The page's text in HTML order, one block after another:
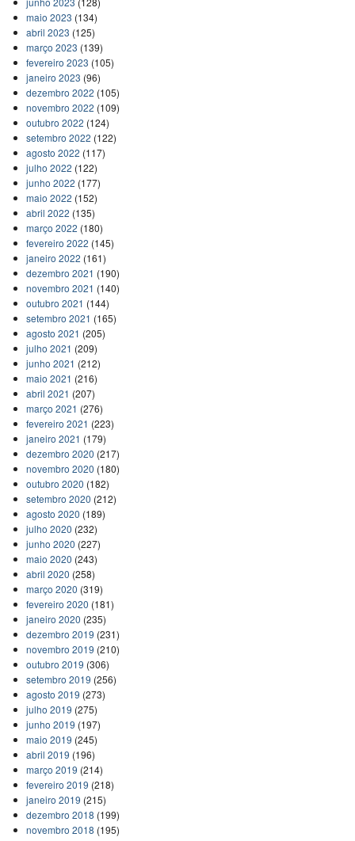
maio 2023 (134)
abril 2023 (125)
março 2023 (139)
fevereiro 2023 (105)
janeiro 2023 (96)
dezembro 2022 (105)
novembro 2022 (109)
outubro 2022 (124)
setembro 2022 (122)
agosto 2022 (117)
julho 2022 (122)
junho 2022 (177)
maio 2022 (152)
abril 2022 (135)
março 2022 (180)
fevereiro 2022 (145)
janeiro 2022 (161)
dezembro 2021 (190)
novembro 2021 (140)
outubro 2021 (144)
setembro 2021 (165)
agosto 2021 (205)
julho 2021 (209)
junho 2021 (212)
maio 2021 (216)
abril 2021 (207)
março 2021 (276)
fevereiro 2021 (223)
janeiro 2021 (179)
dezembro 2020 (217)
novembro 2020 (180)
outubro 2020 (182)
setembro 2020 (212)
agosto 2020 (189)
julho 2020 (232)
junho 2020 (227)
maio 2020 (243)
abril 2020 (258)
março 2020 (319)
fevereiro 2020 (181)
janeiro 2020 (235)
dezembro 2019 (231)
novembro 2019 (210)
outubro 2019 (306)
setembro 2019 (256)
agosto 2019 (273)
julho 2019 (275)
junho 2019 (197)
maio 2019 (245)
abril 2019 (196)
março 2019 (214)
fevereiro 2019 (218)
janeiro 2019 (215)
dezembro 2018 (199)
novembro 2018 (195)